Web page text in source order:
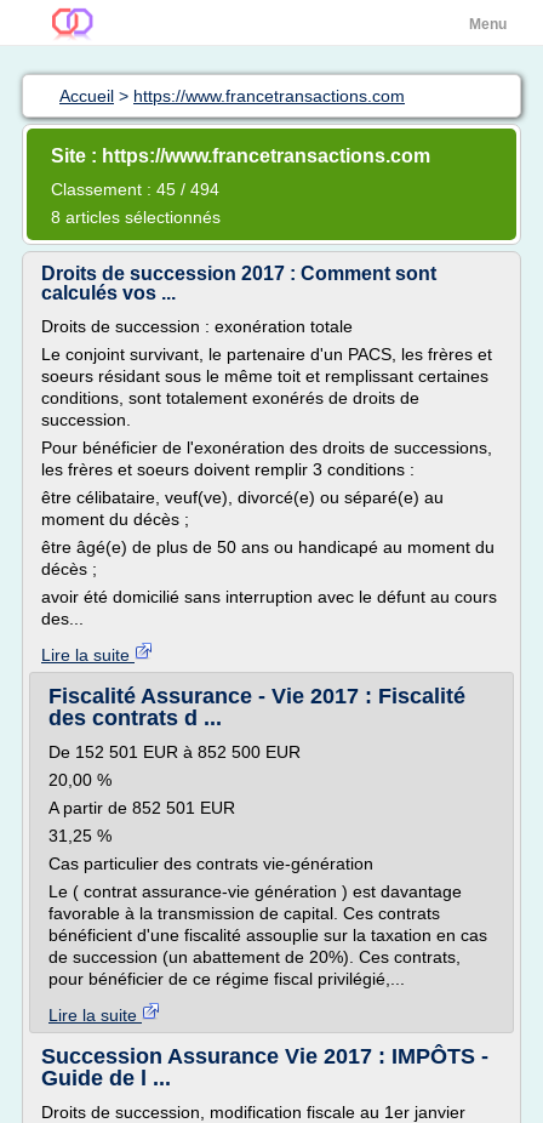
Menu
Accueil > https://www.francetransactions.com
Site : https://www.francetransactions.com
Classement : 45 / 494
8 articles sélectionnés
Droits de succession 2017 : Comment sont
calculés vos ...
Droits de succession : exonération totale
Le conjoint survivant, le partenaire d'un PACS, les frères et
soeurs résidant sous le même toit et remplissant certaines
conditions, sont totalement exonérés de droits de
succession.
Pour bénéficier de l'exonération des droits de successions,
les frères et soeurs doivent remplir 3 conditions :
être célibataire, veuf(ve), divorcé(e) ou séparé(e) au
moment du décès ;
être âgé(e) de plus de 50 ans ou handicapé au moment du
décès ;
avoir été domicilié sans interruption avec le défunt au cours
des...
Lire la suite
Fiscalité Assurance - Vie 2017 : Fiscalité
des contrats d ...
De 152 501 EUR à 852 500 EUR
20,00 %
A partir de 852 501 EUR
31,25 %
Cas particulier des contrats vie-génération
Le ( contrat assurance-vie génération ) est davantage
favorable à la transmission de capital. Ces contrats
bénéficient d'une fiscalité assouplie sur la taxation en cas
de succession (un abattement de 20%). Ces contrats,
pour bénéficier de ce régime fiscal privilégié,...
Lire la suite
Succession Assurance Vie 2017 : IMPÔTS -
Guide de l ...
Droits de succession, modification fiscale au 1er janvier